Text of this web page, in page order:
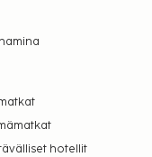
vain aikuisille
hotellit